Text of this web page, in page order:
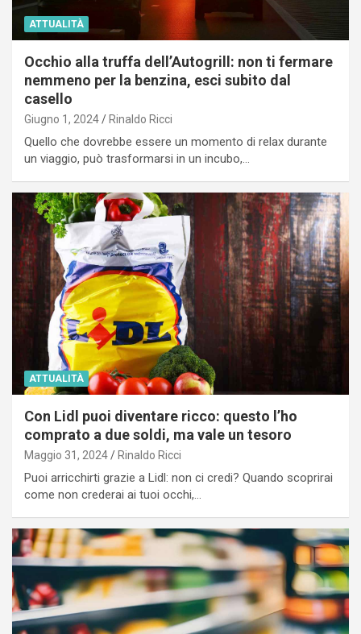
ATTUALITÀ
Occhio alla truffa dell’Autogrill: non ti fermare
nemmeno per la benzina, esci subito dal
casello
Giugno 1, 2024 Rinaldo Ricci
Quello che dovrebbe essere un momento di relax durante
un viaggio, può trasformarsi in un incubo,…
ATTUALITÀ
Con Lidl puoi diventare ricco: questo l’ho
comprato a due soldi, ma vale un tesoro
Maggio 31, 2024 Rinaldo Ricci
Puoi arricchirti grazie a Lidl: non ci credi? Quando scoprirai
come non crederai ai tuoi occhi,…